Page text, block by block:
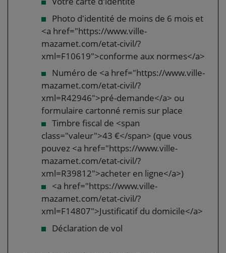
Photo d'identité de moins de 6 mois et
<a href="https://www.ville-
mazamet.com/etat-civil/?
xml=F10619">conforme aux normes</a>
Numéro de <a href="https://www.ville-
mazamet.com/etat-civil/?
xml=R42946">pré-demande</a> ou
formulaire cartonné remis sur place
Timbre fiscal de <span
class="valeur">43 €</span> (que vous
pouvez <a href="https://www.ville-
mazamet.com/etat-civil/?
xml=R39812">acheter en ligne</a>)
<a href="https://www.ville-
mazamet.com/etat-civil/?
xml=F14807">Justificatif du domicile</a>
Déclaration de vol